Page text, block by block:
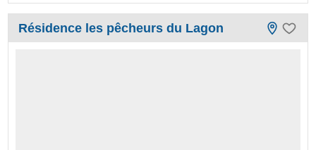
Résidence les pêcheurs du Lagon